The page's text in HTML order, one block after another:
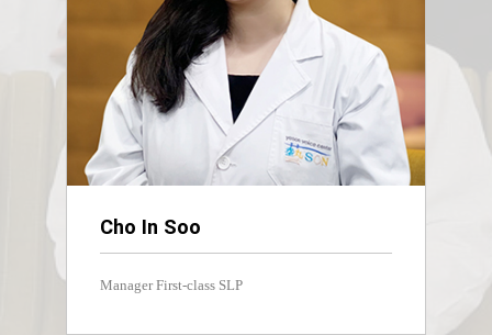
Cho In Soo
Manager First-class SLP